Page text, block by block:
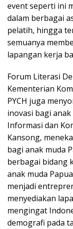
event seperti ini
dalam berbagai
pelatih, hingga
semuanya
lapangan kerja
Forum Literasi
Kementerian
PYCH juga
inovasi bagi
Informasi dan
Kansong,
bagi anak muda
berbagai bidang
anak muda
menjadi
menyediakan
mengingat
demografi pada